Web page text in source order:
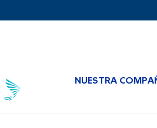
NUESTRA